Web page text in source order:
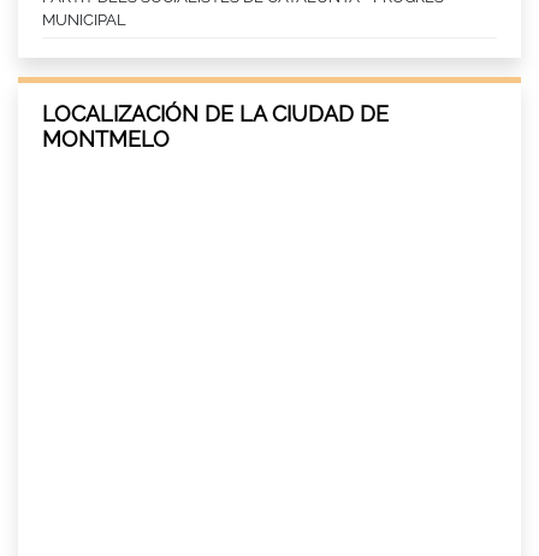
MUNICIPAL
LOCALIZACIÓN DE LA CIUDAD DE
MONTMELO